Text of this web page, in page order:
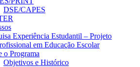
DSE/CAPES
Experiência Estudantil – Projeto
em Educação Escolar
o Programa
Objetivos e Histórico